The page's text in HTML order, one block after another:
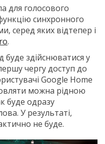
для голосового
синхронного
серед яких відтепер і
.
буде здійснюватися у
чергу доступ до
Google Home
можна рідною
буде одразу
У результаті,
не буде.